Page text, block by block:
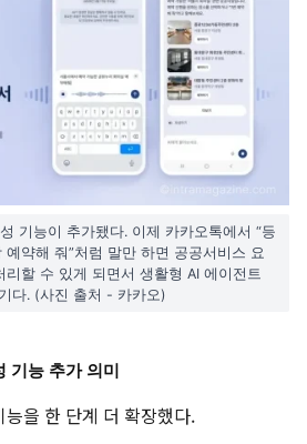
기능이 추가됐다. 이제 카카오톡에서 “등
예약해 줘”처럼 말만 하면 공공서비스 요
할 수 있게 되면서 생활형 AI 에이전트
다. (사진 출처 - 카카오)
기능 추가 의미
을 한 단계 더 확장했다.